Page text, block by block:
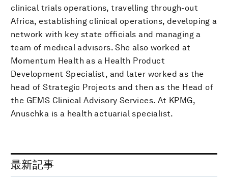
clinical trials operations, travelling through-out
Africa, establishing clinical operations, developing a
network with key state officials and managing a
team of medical advisors. She also worked at
Momentum Health as a Health Product
Development Specialist, and later worked as the
head of Strategic Projects and then as the Head of
the GEMS Clinical Advisory Services. At KPMG,
Anuschka is a health actuarial specialist.
最新記事